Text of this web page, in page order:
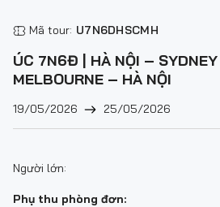
Mã tour: U7N6DHSCMH
ÚC 7N6Đ | HÀ NỘI –
MELBOURNE – HÀ NỘI
19/05/2026 25/05/2026
Người lớn:
Phụ thu phòng đơn: